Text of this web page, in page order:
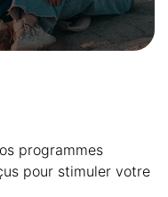
programmes
pour stimuler votre